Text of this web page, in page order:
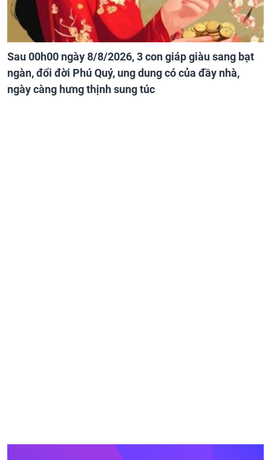
Sau 00h00 ngày 8/8/2026, 3 con giáp giàu sang bạt
ngàn, đổi đời Phú Quý, ung dung có của đầy nhà,
ngày càng hưng thịnh sung túc